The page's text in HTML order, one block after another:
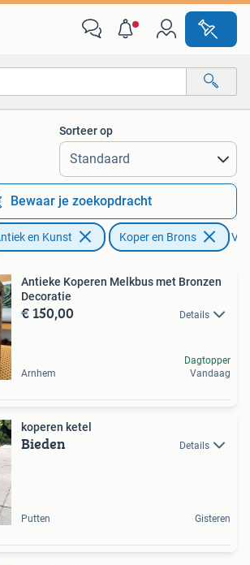
Alle afstanden…
Sorteer op
Bewaar je zoekopdracht
en Kunst Koper en Brons
Antieke Koperen Melkbus met Bronzen
Decoratie
€ 150,00 Details
Arnhem
Dagtopper
Vandaag
koperen ketel
Bieden Details
Putten Gisteren